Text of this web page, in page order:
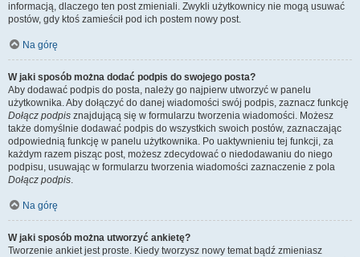
informacją, dlaczego ten post zmieniali. Zwykli użytkownicy nie mogą usuwać
postów, gdy ktoś zamieścił pod ich postem nowy post.
Na górę
W jaki sposób można dodać podpis do swojego posta?
Aby dodawać podpis do posta, należy go najpierw utworzyć w panelu
użytkownika. Aby dołączyć do danej wiadomości swój podpis, zaznacz funkcję
Dołącz podpis znajdującą się w formularzu tworzenia wiadomości. Możesz
także domyślnie dodawać podpis do wszystkich swoich postów, zaznaczając
odpowiednią funkcję w panelu użytkownika. Po uaktywnieniu tej funkcji, za
każdym razem pisząc post, możesz zdecydować o niedodawaniu do niego
podpisu, usuwając w formularzu tworzenia wiadomości zaznaczenie z pola
Dołącz podpis.
Na górę
W jaki sposób można utworzyć ankietę?
Tworzenie ankiet jest proste. Kiedy tworzysz nowy temat bądź zmieniasz